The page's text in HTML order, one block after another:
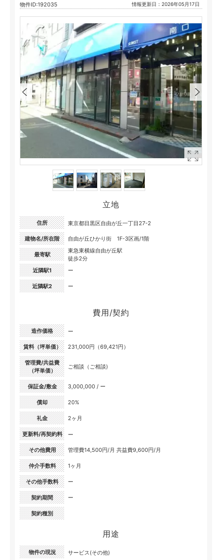
物件ID:192035
情報更新日：2026年05月17日
立地
住所 東京都目黒区自由が丘一丁目27-2
建物名/所在階 自由が丘ひかり街 1F-3区画/1階
最寄駅
東急東横線自由が丘駅
徒歩2分
近隣駅1
ー
近隣駅2 ー
費用/契約
造作価格 ー
賃料（坪単価） 231,000円（69,421円）
管理費/共益費
（坪単価）
ご相談（ご相談)
保証金/敷金 3,000,000 / ー
償却 20%
礼金 2ヶ月
更新料/再契約料 ー
その他費用 管理費14,500円/月 共益費9,600円/月
仲介手数料 1ヶ月
その他手数料 ー
契約期間 ー
契約種別
用途
物件の現況 サービス(その他)